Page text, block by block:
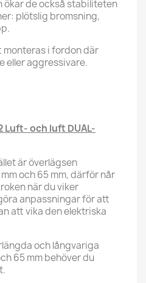
de också stabiliteten
plötslig bromsning,
monteras i fordon där
eller aggressivare.
Luft- och luft DUAL-
är överlägsen
och 65 mm, därför når
när du viker
anpassningar för att
att vika den elektriska
och långvariga
65 mm behöver du